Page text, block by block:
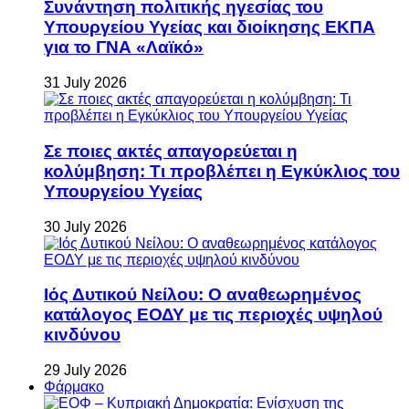
Συνάντηση πολιτικής ηγεσίας του
Υπουργείου Υγείας και διοίκησης ΕΚΠΑ
για το ΓΝΑ «Λαϊκό»
31 July 2026
Σε ποιες ακτές απαγορεύεται η
κολύμβηση: Τι προβλέπει η Εγκύκλιος του
Υπουργείου Υγείας
30 July 2026
Ιός Δυτικού Νείλου: Ο αναθεωρημένος
κατάλογος ΕΟΔΥ με τις περιοχές υψηλού
κινδύνου
29 July 2026
Φάρμακο